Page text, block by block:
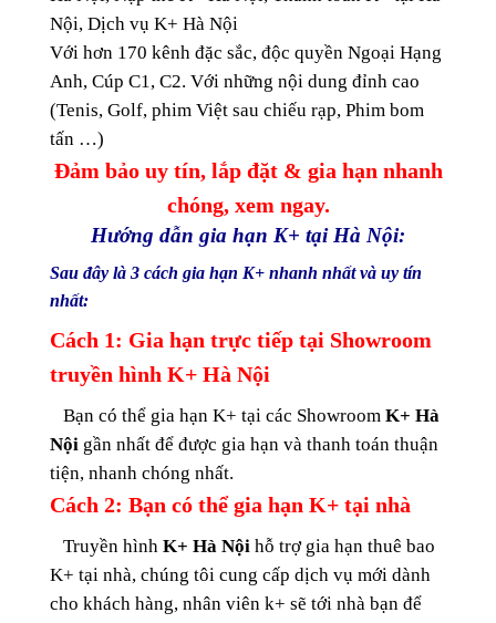
Nội, Dịch vụ K+ Hà Nội
Với hơn 170 kênh đặc sắc, độc quyền Ngoại Hạng
Anh, Cúp C1, C2. Với những nội dung đỉnh cao
(Tenis, Golf, phim Việt sau chiếu rạp, Phim bom
tấn …)
Đảm bảo uy tín, lắp đặt & gia hạn nhanh
chóng, xem ngay.
Hướng dẫn gia hạn K+ tại Hà Nội:
Sau đây là 3 cách gia hạn K+ nhanh nhất và uy tín
nhất:
Cách 1: Gia hạn trực tiếp tại Showroom
truyền hình K+ Hà Nội
Bạn có thể gia hạn K+ tại các Showroom K+ Hà
Nội gần nhất để được gia hạn và thanh toán thuận
tiện, nhanh chóng nhất.
Cách 2: Bạn có thể gia hạn K+ tại nhà
Truyền hình K+ Hà Nội hỗ trợ gia hạn thuê bao
K+ tại nhà, chúng tôi cung cấp dịch vụ mới dành
cho khách hàng, nhân viên k+ sẽ tới nhà bạn để